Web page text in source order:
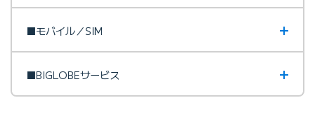
■モバイル／SIM
■BIGLOBEサービス